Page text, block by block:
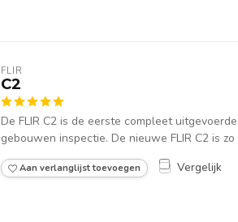
FLIR
C2
De FLIR C2 is de eerste compleet
gebouwen inspectie. De nieuwe FLIR C2 is
Aan verlanglijst toevoegen Vergelijk